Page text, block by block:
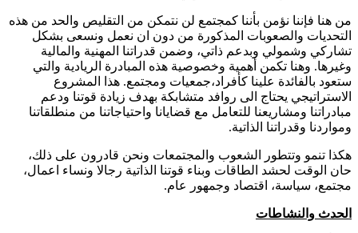
من هنا فإننا نؤمن بأننا كمجتمع لن نتمكن من التقليص والحد من هذه
التحديات والصعوبات المذكورة من دون ان نعمل ونسعى بشكل
تشاركي وشمولي وبدعم ذاتي، وضمن قدراتنا المهنية والمالية
وغيرها. وهنا تكمن أهمية وخصوصية هذه المبادرة الريادية والتي
ستعود بالفائدة علينا كأفراد،جمعيات ومجتمع. هذا المشروع
الاستراتيجي يحتاج الى روافد متشابكة بهدف زيادة قوتنا ودعم
مبادراتنا ومشاريعنا للتعامل مع قضايانا واحتياجاتنا من منطلقاتنا
ومواردنا وقدراتنا الذاتية.
هكذا تنمو وتتطور الشعوب والمجتمعات ونحن قادرون على ذلك،
حان الوقت لحشد الطاقات وبناء قوتنا الذاتية رجالا ونساء اعمال،
مجتمع، سياسة، اقتصاد وجمهور عام.
الحدث والنشاطات